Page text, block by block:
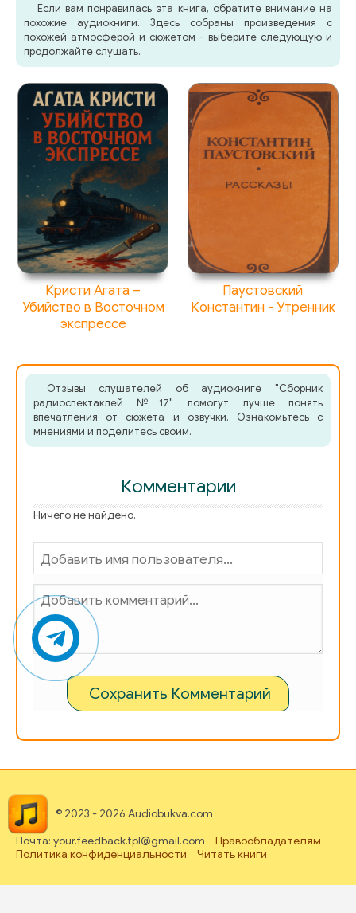
Если вам понравилась эта книга, обратите внимание на
похожие аудиокниги. Здесь собраны произведения с
похожей атмосферой и сюжетом - выберите следующую и
продолжайте слушать.
Кристи Агата –
Убийство в Восточном
экспрессе
Паустовский
Константин - Утренник
Отзывы слушателей об аудиокниге "Сборник
радиоспектаклей №17" помогут лучше понять
впечатления от сюжета и озвучки. Ознакомьтесь с
мнениями и поделитесь своим.
Комментарии
Ничего не найдено.
Сохранить Комментарий
© 2023 - 2026 Audiobukva.com
Почта: your.feedback.tpl@gmail.com
Правообладателям
Политика конфиденциальности
Читать книги